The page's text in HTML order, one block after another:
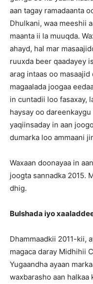
aan tagay ramadaanta
Dhulkani, waa meeshii
maanta ii la muuqda.
ahayd, hal mar
ruuxda beer qaadayey
arag intaas oo masaajid
magaalada joogaa
in cuntadii loo fasaxay,
haysay oo dareenkaygu
yaqiinsaday in aan
dumarka loo ammaani
Waxaan doonayaa in
joogta sannadka 2015.
dhig.
Bulshada iyo
Dhammaadkii 2011-kii,
magaca daray Midhihii
Yugaandha ayaan
waxbarasho aan halkaa